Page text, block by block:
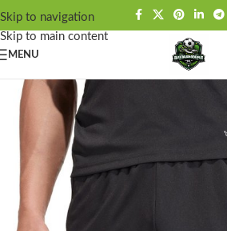
Skip to navigation
Skip to main content
MENU